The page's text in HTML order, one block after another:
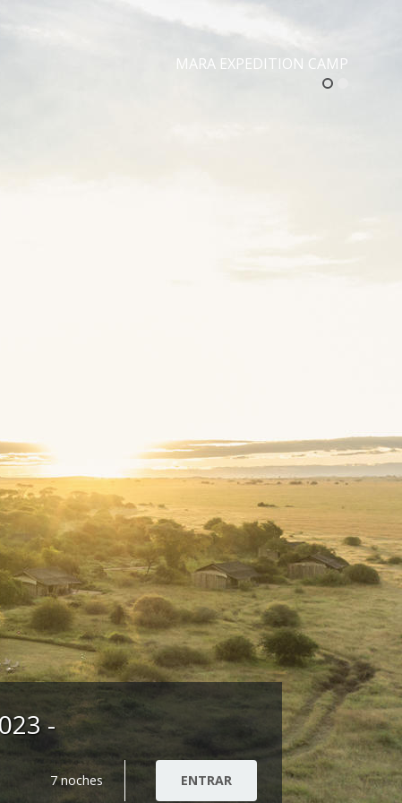
-
7 noches ENTRAR
MARA EXPEDITION CAMP